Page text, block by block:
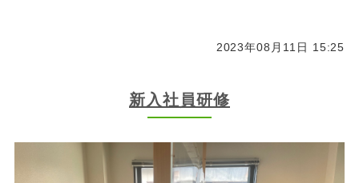
2023年08月11日 15:25
新入社員研修